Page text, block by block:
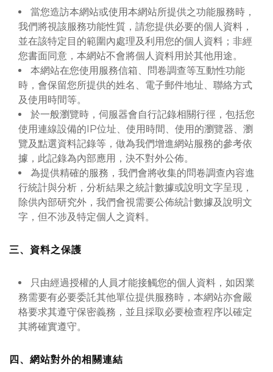
當您造訪本網站或使用本網站所提供之功能服務時，
我們將視該服務功能性質，請您提供必要的個人資料，
並在該特定目的範圍內處理及利用您的個人資料；非經
您書面同意，本網站不會將個人資料用於其他用途。
本網站在您使用服務信箱、問卷調查等互動性功能
時，會保留您所提供的姓名、電子郵件地址、聯絡方式
及使用時間等。
於一般瀏覽時，伺服器會自行記錄相關行徑，包括您
使用連線設備的IP位址、使用時間、使用的瀏覽器、瀏
覽及點選資料記錄等，做為我們增進網站服務的參考依
據，此記錄為內部應用，決不對外公佈。
為提供精確的服務，我們會將收集的問卷調查內容進
行統計與分析，分析結果之統計數據或說明文字呈現，
除供內部研究外，我們會視需要公佈統計數據及說明文
字，但不涉及特定個人之資料。
三、資料之保護
只由經過授權的人員才能接觸您的個人資料，如因業
務需要有必要委託其他單位提供服務時，本網站亦會嚴
格要求其遵守保密義務，並且採取必要檢查程序以確定
其將確實遵守。
四、網站對外的相關連結